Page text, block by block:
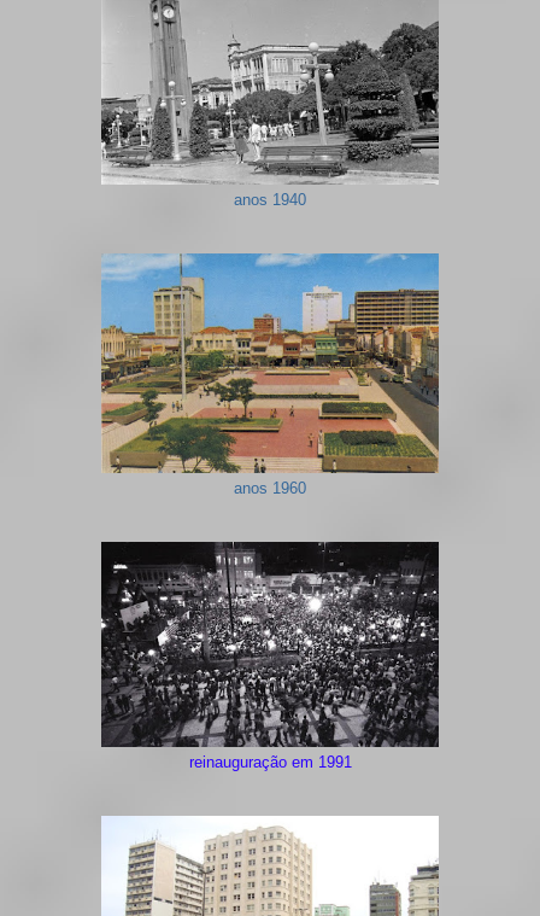
anos 1940
anos 1960
reinauguração em 1991